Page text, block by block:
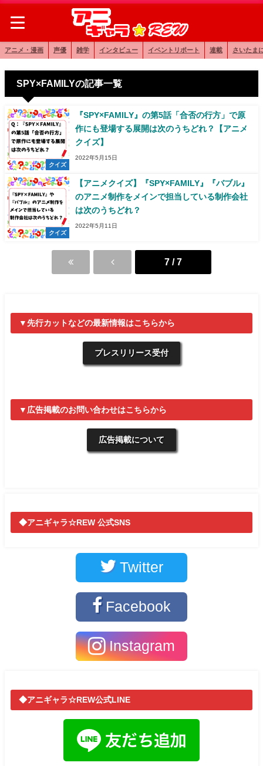
アニメ・漫画 声優 雑学 インタビュー イベントリポート 連載 さいたま
SPY×FAMILYの記事一覧
クイズ
『SPY×FAMILY』の第5話「合否の行方」で原
作にも登場する展開は次のうちどれ？【アニメ
クイズ】
2022年5月15日
クイズ
【アニメクイズ】『SPY×FAMILY』『バブル』
のアニメ制作をメインで担当している制作会社
は次のうちどれ？
2022年5月11日
7 / 7
▼先行カットなどの最新情報はこちらから
プレスリリース受付
▼広告掲載のお問い合わせはこちらから
広告掲載について
◆アニギャラ☆REW 公式SNS
Twitter
Facebook
Instagram
◆アニギャラ☆REW公式LINE